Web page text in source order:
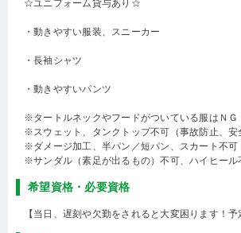
☆ユニフォーム貸与あり☆
・動きやすい服装、スニーカー
・長袖シャツ
・動きやすいパンツ
※タートルネックやフードがついている服はＮＧ
※スウェット、タンクトップ不可（事故防止、安
※ダメージ加工、半パン／短パン、スカート不可
※サンダル（素足が出るもの）不可、ハイヒール
希望資格・必要資格
【当日、遅刻や欠勤をされると大変困ります！